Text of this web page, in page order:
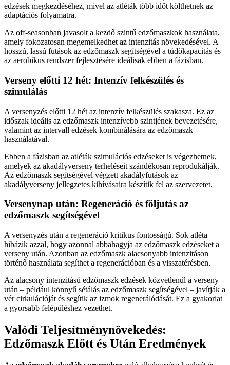
edzések megkezdéséhez, mivel az atléták több időt költhetnek az
adaptációs folyamatra.
Az off-seasonban javasolt a kezdő szintű edzőmaszkok használata,
amely fokozatosan megemelkedhet az intenzitás növekedésével. A
hosszú, lassú futások az edzőmaszk segítségével a tüdőkapacitás és
az aerobikus rendszer fejlesztésére ideálisak ebben a fázisban.
Verseny előtti 12 hét: Intenzív felkészülés és
szimulálás
A versenyzés előtti 12 hét az intenzív felkészülés szakasza. Ez az
időszak ideális az edzőmaszk intenzívebb szintjének bevezetésére,
valamint az intervall edzések kombinálására az edzőmaszk
használatával.
Ebben a fázisban az atléták szimulációs edzéseket is végezhetnek,
amelyek az akadályverseny terheléseit szándékosan reprodukálják.
Az edzőmaszk segítségével végzett akadályfutások az
akadályverseny jellegzetes kihívásaira készítik fel az szervezetet.
Versenynap után: Regeneráció és följutás az
edzőmaszk segítségével
A versenyzés után a regeneráció kritikus fontosságú. Sok atléta
hibázik azzal, hogy azonnal abbahagyja az edzőmaszk edzéseket a
verseny után. Azonban az edzőmaszk alacsonyabb intenzitáson
történő használata segíthet a regenerációban és a visszatérésben.
Az alacsony intenzitású edzőmaszk edzések közvetlenül a verseny
után – például könnyű sétálás az edzőmaszk segítségével – javítják a
vér cirkulációját és segítik az izmok regenerálódását. Ez a gyakorlat
a gyorsabb felépüléshez vezethet.
Valódi Teljesítménynövekedés:
Edzőmaszk Előtt és Után Eredmények